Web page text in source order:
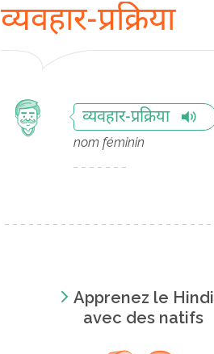
व्यवहार-प्रक्रिया
व्यवहार-प्रक्रिया
nom féminin
Apprenez le Hindi
avec des natifs